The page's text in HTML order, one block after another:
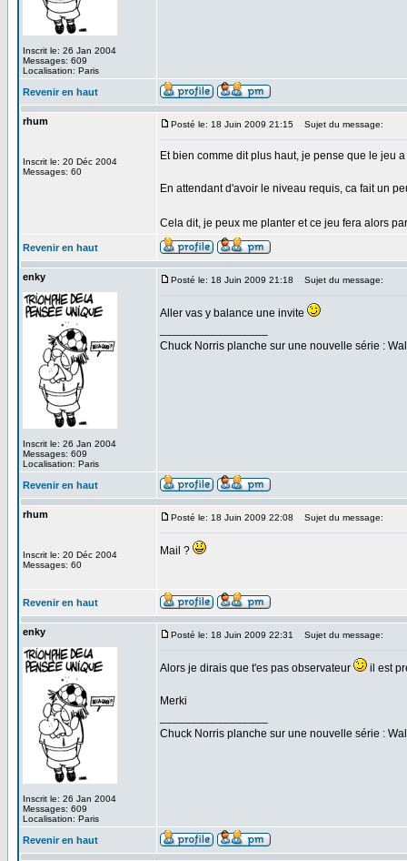
Inscrit le: 26 Jan 2004
Messages: 609
Localisation: Paris
Revenir en haut
rhum
Inscrit le: 20 Déc 2004
Messages: 60
Posté le: 18 Juin 2009 21:15 Sujet du message:
Et bien comme dit plus haut, je pense que le jeu
En attendant d'avoir le niveau requis, ca fait un
Cela dit, je peux me planter et ce jeu fera alors
Revenir en haut
enky
Inscrit le: 26 Jan 2004
Messages: 609
Localisation: Paris
Posté le: 18 Juin 2009 21:18 Sujet du message:
Aller vas y balance une invite
Chuck Norris planche sur une nouvelle série :
Revenir en haut
rhum
Inscrit le: 20 Déc 2004
Messages: 60
Posté le: 18 Juin 2009 22:08 Sujet du message:
Mail ?
Revenir en haut
enky
Inscrit le: 26 Jan 2004
Messages: 609
Localisation: Paris
Posté le: 18 Juin 2009 22:31 Sujet du message:
Alors je dirais que t'es pas observateur il est
Merki
Chuck Norris planche sur une nouvelle série :
Revenir en haut